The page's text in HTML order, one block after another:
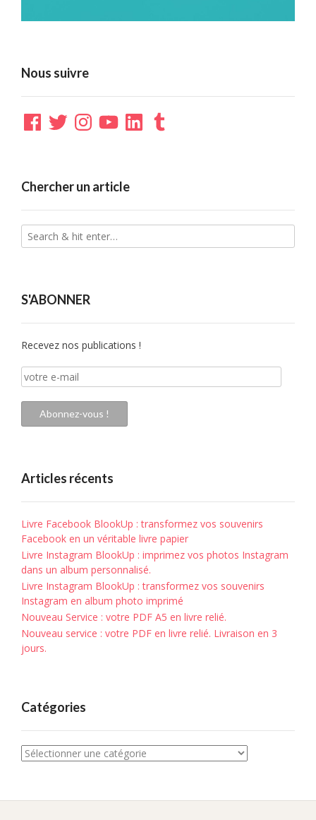
Nous suivre
Facebook
TwitterInstagramYouTubeLinkedInTumblr
Chercher un article
S'ABONNER
Recevez nos publications !
votre
e-
mail
Abonnez-vous !
Articles récents
Livre Facebook BlookUp : transformez vos souvenirs
Facebook en un véritable livre papier
Livre Instagram BlookUp : imprimez vos photos Instagram
dans un album personnalisé.
Livre Instagram BlookUp : transformez vos souvenirs
Instagram en album photo imprimé
Nouveau Service : votre PDF A5 en livre relié.
Nouveau service : votre PDF en livre relié. Livraison en 3
jours.
Catégories
Catégories